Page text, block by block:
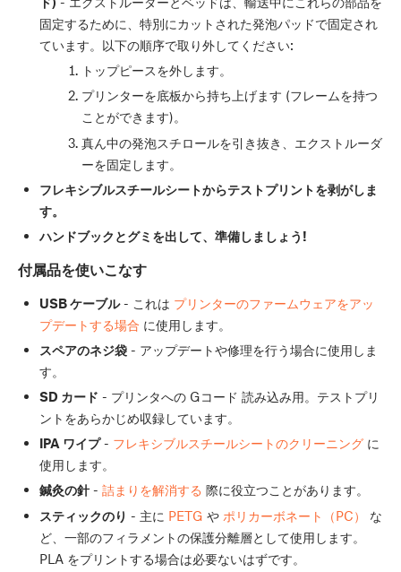
固定するために、特別にカットされた発泡パッドで固定され
ています。以下の順序で取り外してください:
トップピースを外します。
プリンターを底板から持ち上げます (フレームを持つ
ことができます)。
真ん中の発泡スチロールを引き抜き、エクストルーダ
ーを固定します。
フレキシブルスチールシートからテストプリントを剥がしま
す。
ハンドブックとグミを出して、準備しましょう!
付属品を使いこなす
USB ケーブル- これは プリンターのファームウェアをアッ
プデートする場合 に使用します。
スペアのネジ袋- アップデートや修理を行う場合に使用しま
す。
SD カード - プリンタへの Gコード 読み込み用。テストプリ
ントをあらかじめ収録しています。
IPA ワイプ- フレキシブルスチールシートのクリーニングに
使用します。
鍼灸の針- 詰まりを解消する 際に役立つことがあります。
スティックのり - 主に PETG や ポリカーボネート（PC）
な
ど、一部のフィラメントの保護分離層として使用します。
PLA をプリントする場合は必要ないはずです。